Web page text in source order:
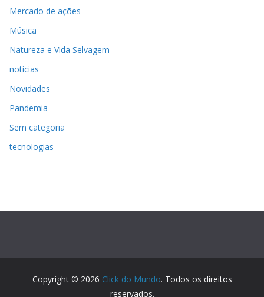
Mercado de ações
Música
Natureza e Vida Selvagem
noticias
Novidades
Pandemia
Sem categoria
tecnologias
Copyright © 2026 Click do Mundo. Todos os direitos
reservados.